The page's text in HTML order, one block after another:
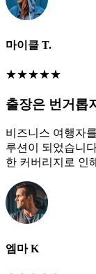
마이클 T.
★★★★★
출장은 번거롭
비즈니스 여행자
루션이 되었습니
한 커버리지로 인
엠마 K